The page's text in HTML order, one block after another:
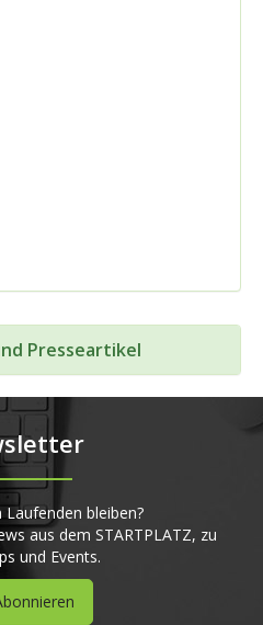
Presseartikel
bleiben?
aus dem STARTPLATZ, zu
und Events.